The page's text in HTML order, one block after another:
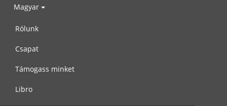
Magyar
Rólunk
Csapat
Támogass minket
Libro